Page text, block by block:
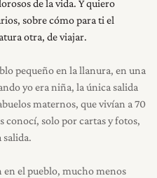
de la vida. Y quiero
sobre cómo para ti el
otra, de viajar.
pequeño en la llanura, en una
yo era niña, la única salida
maternos, que vivían a 70
conocí, solo por cartas y fotos,
salida.
en el pueblo, mucho menos